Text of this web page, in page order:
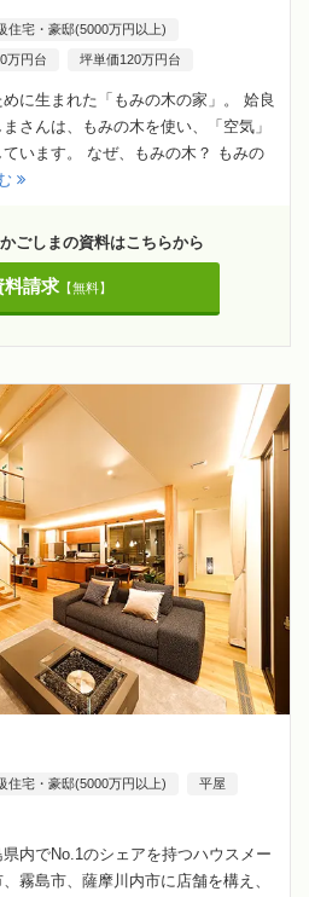
住宅・豪邸(5000万円以上)
万円台 坪単価120万円台
に生まれた「もみの木の家」。 姶良
さんは、もみの木を使い、「空気」
います。 なぜ、もみの木？ もみの
ごしまの資料はこちらから
請求【無料】
住宅・豪邸(5000万円以上) 平屋
内でNo.1のシェアを持つハウスメー
霧島市、薩摩川内市に店舗を構え、